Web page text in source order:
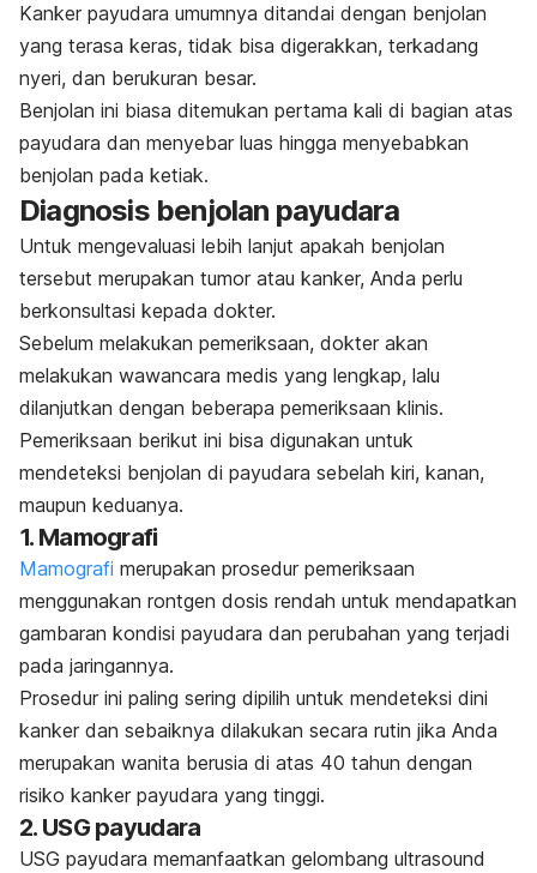
Kanker payudara umumnya ditandai dengan benjolan
yang terasa keras, tidak bisa digerakkan, terkadang
nyeri, dan berukuran besar.
Benjolan ini biasa ditemukan pertama kali di bagian atas
payudara dan menyebar luas hingga menyebabkan
benjolan pada ketiak.
Diagnosis benjolan payudara
Untuk mengevaluasi lebih lanjut apakah benjolan
tersebut merupakan tumor atau kanker, Anda perlu
berkonsultasi kepada dokter.
Sebelum melakukan pemeriksaan, dokter akan
melakukan wawancara medis yang lengkap, lalu
dilanjutkan dengan beberapa pemeriksaan klinis.
Pemeriksaan berikut ini bisa digunakan untuk
mendeteksi benjolan di payudara sebelah kiri, kanan,
maupun keduanya.
1. Mamografi
Mamografi merupakan prosedur pemeriksaan
menggunakan rontgen dosis rendah untuk mendapatkan
gambaran kondisi payudara dan perubahan yang terjadi
pada jaringannya.
Prosedur ini paling sering dipilih untuk mendeteksi dini
kanker dan sebaiknya dilakukan secara rutin jika Anda
merupakan wanita berusia di atas 40 tahun dengan
risiko kanker payudara yang tinggi.
2. USG payudara
USG payudara memanfaatkan gelombang ultrasound